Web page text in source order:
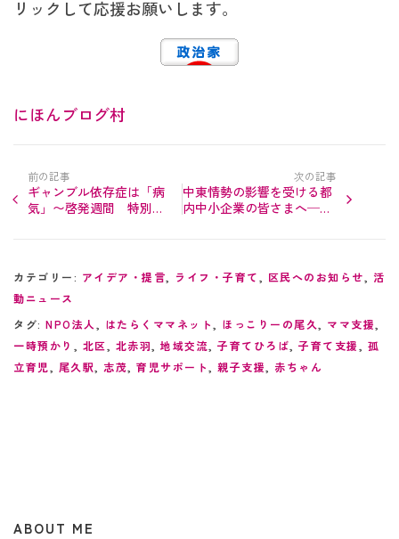
リックして応援お願いします。
にほんブログ村
前の記事
ギャンブル依存症は「病
気」〜啓発週間 特別セ
次の記事
中東情勢の影響を受ける都
内中小企業の皆さまへ─都
カテゴリー: アイデア・提言, ライフ・子育て , 区民へのお知らせ, 活
動ニュース
タグ: NPO法人 , はたらくママネット , ほっこりーの尾久, ママ支援,
一時預かり , 北区, 北赤羽, 地域交流, 子育てひろば, 子育て支援 , 孤
立育児, 尾久駅, 志茂, 育児サポート , 親子支援, 赤ちゃん
ABOUT ME